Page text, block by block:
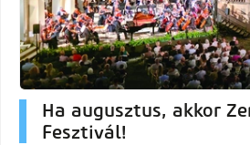
Ha augusztus, akkor
Fesztivál!